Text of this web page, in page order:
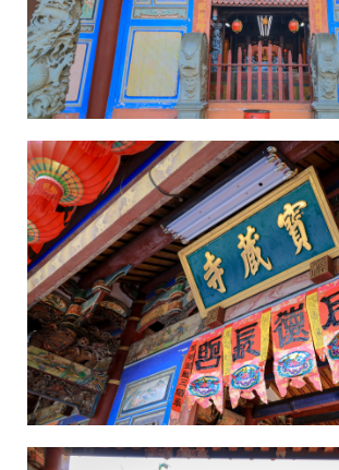
年
(西
元
1733
年)，
地
方
士
紳
許
炎
光，
倡
議
重
建
殿